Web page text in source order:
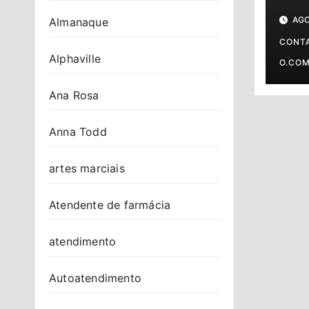
Almanaque
Alphaville
Ana Rosa
Anna Todd
artes marciais
Atendente de farmácia
atendimento
Autoatendimento
O.COM